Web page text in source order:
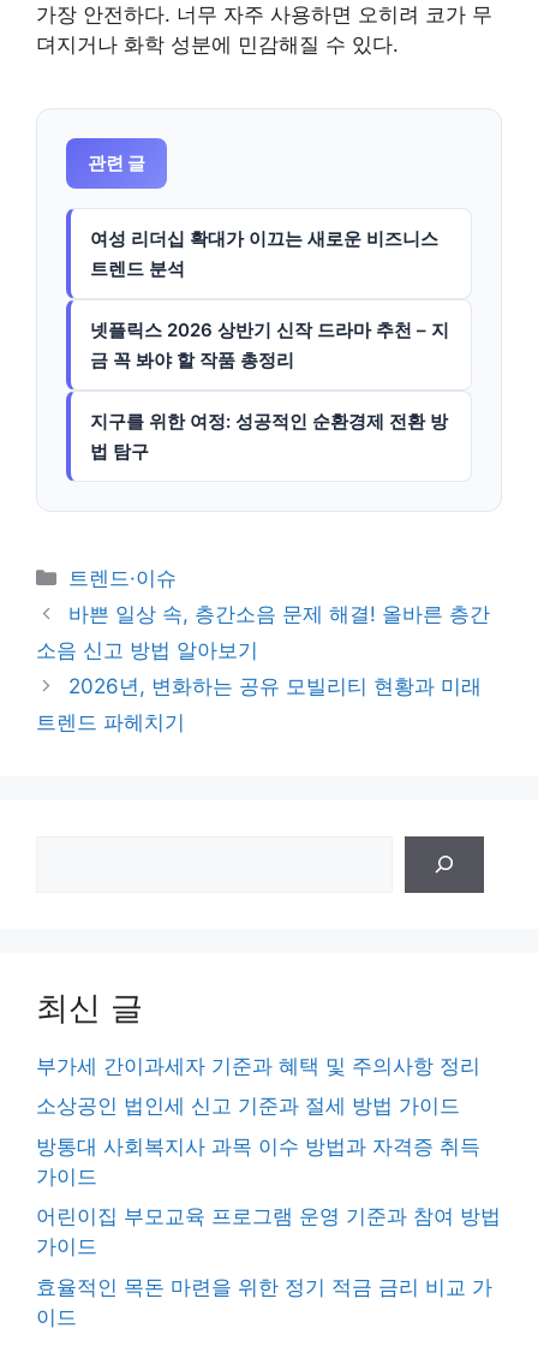
가장 안전하다. 너무 자주 사용하면 오히려 코가 무
뎌지거나 화학 성분에 민감해질 수 있다.
관련 글
여성 리더십 확대가 이끄는 새로운 비즈니스
트렌드 분석
넷플릭스 2026 상반기 신작 드라마 추천 – 지
금 꼭 봐야 할 작품 총정리
지구를 위한 여정: 성공적인 순환경제 전환 방
법 탐구
카
테
고
리
트렌드·이슈
바쁜 일상 속, 층간소음 문제 해결! 올바른 층간
소음 신고 방법 알아보기
2026년, 변화하는 공유 모빌리티 현황과 미래
트렌드 파헤치기
최신 글
부가세 간이과세자 기준과 혜택 및 주의사항 정리
소상공인 법인세 신고 기준과 절세 방법 가이드
방통대 사회복지사 과목 이수 방법과 자격증 취득
가이드
어린이집 부모교육 프로그램 운영 기준과 참여 방법
가이드
효율적인 목돈 마련을 위한 정기 적금 금리 비교 가
이드